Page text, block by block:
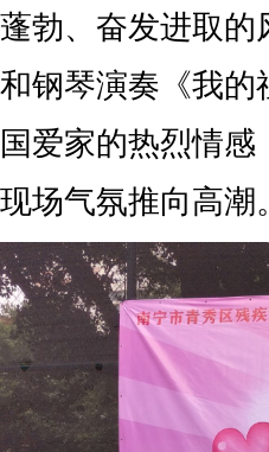
蓬勃、奋发进取的
和钢琴演奏《我的
国爱家的热烈情
现场气氛推向高潮。